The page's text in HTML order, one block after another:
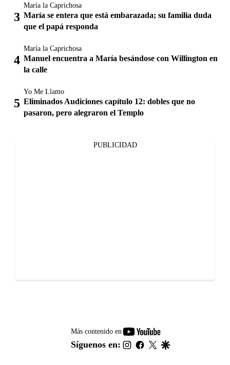
María la Caprichosa
María se entera que está embarazada; su familia duda
que el papá responda
María la Caprichosa
Manuel encuentra a María besándose con Willington en
la calle
Yo Me Llamo
Eliminados Audiciones capítulo 12: dobles que no
pasaron, pero alegraron el Templo
PUBLICIDAD
Más contenido en
youtube-
footer
Síguenos en: instagram
facebook
twitter